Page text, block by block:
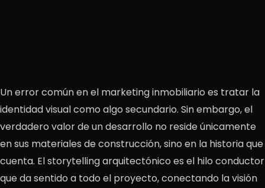
Un error común en el marketing inmobiliario es tratar la
identidad visual como algo secundario. Sin embargo, el
verdadero valor de un desarrollo no reside únicamente
en sus materiales de construcción, sino en la historia que
cuenta. El storytelling arquitectónico es el hilo conductor
que da sentido a todo el proyecto, conectando la visión